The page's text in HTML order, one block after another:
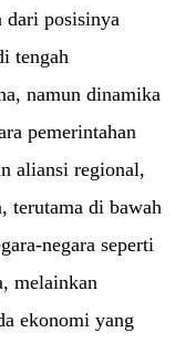
dari posisinya
tengah
namun dinamika
pemerintahan
aliansi regional,
terutama di bawah
negara seperti
melainkan
ekonomi yang